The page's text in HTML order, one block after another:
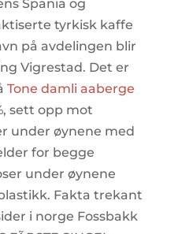
Spania og
tyrkisk kaffe
på avdelingen blir
Vigrestad. Det er
Tone damli aaberge
sett opp mot
under øynene med
for begge
under øynene
Fakta trekant
i norge Fossbakk